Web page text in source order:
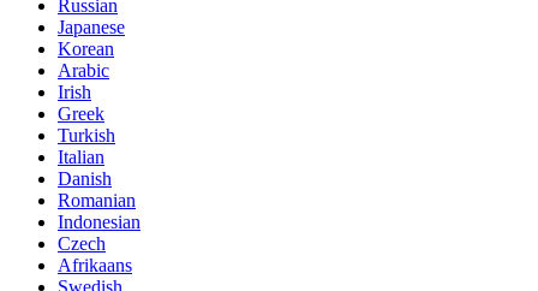
Russian
Japanese
Korean
Arabic
Irish
Greek
Turkish
Italian
Danish
Romanian
Indonesian
Czech
Afrikaans
Swedish